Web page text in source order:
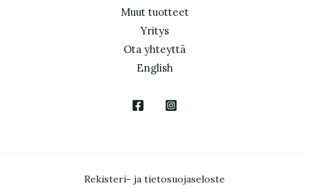
Muut tuotteet
Yritys
Ota yhteyttä
English
Rekisteri- ja tietosuojaseloste